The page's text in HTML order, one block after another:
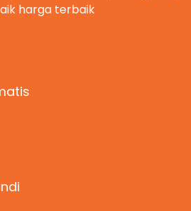
harga terbaik